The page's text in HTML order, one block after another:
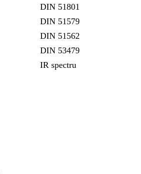
DIN 51801
DIN 51579
DIN 51562
DIN 53479
IR spectru